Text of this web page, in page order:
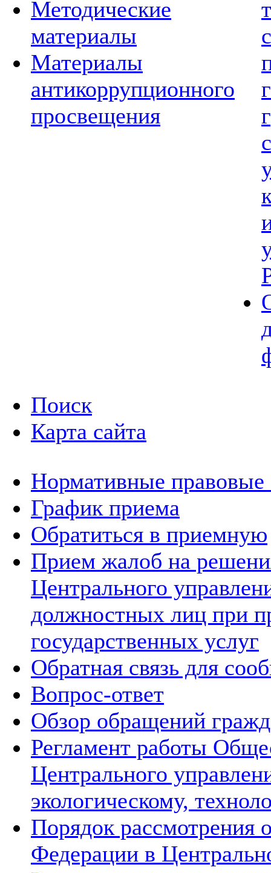
Методические
материалы
Материалы
антикоррупционного
просвещения
Поиск
Карта сайта
Нормативные правовые
График приема
Обратиться в приемную
Прием жалоб на
Центрального
должностных лиц при
государственных услуг
Обратная связь для
Вопрос-ответ
Обзор обращений
Регламент работы
Центрального
экологическому,
Порядок рассмотрения
Федерации в